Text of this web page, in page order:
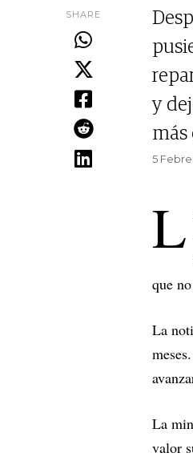
SHARE
y
más
5
L
que
La
La
valor